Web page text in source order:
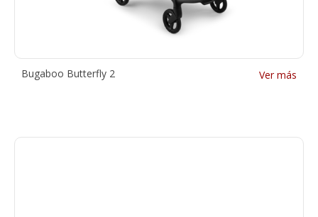
Bugaboo Butterfly 2 Ver más